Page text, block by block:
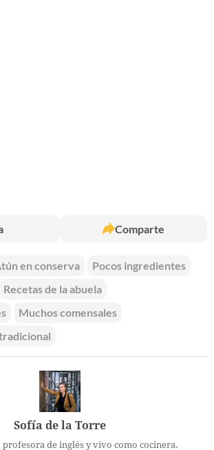
Comparte
en conserva
Pocos ingredientes
Recetas de la abuela
Muchos comensales
Sofía de la Torre
de inglés y vivo como cocinera.